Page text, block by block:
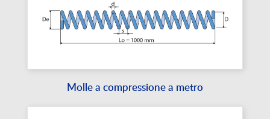
Molle a compressione a metro